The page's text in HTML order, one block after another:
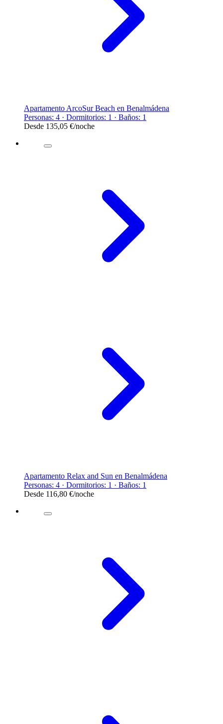
Apartamento ArcoSur Beach en Benalmádena
Personas: 4 · Dormitorios: 1 · Baños: 1
Desde 135,05 €/noche
Apartamento Relax and Sun en Benalmádena
Personas: 4 · Dormitorios: 1 · Baños: 1
Desde 116,80 €/noche